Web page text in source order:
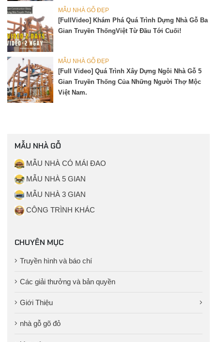
MẪU NHÀ GỖ ĐẸP
[FullVideo] Khám Phá Quá Trình Dựng Nhà Gỗ Ba
Gian Truyền ThốngViệt Từ Đầu Tới Cuối!
MẪU NHÀ GỖ ĐẸP
[Full Video] Quá Trình Xây Dựng Ngôi Nhà Gỗ 5
Gian Truyền Thống Của Những Người Thợ Mộc
Việt Nam.
MẪU NHÀ GỖ
MẪU NHÀ CÓ MÁI ĐAO
MẪU NHÀ 5 GIAN
MẪU NHÀ 3 GIAN
CÔNG TRÌNH KHÁC
CHUYÊN MỤC
Truyền hình và báo chí
Các giải thưởng và bản quyền
Giới Thiệu
nhà gỗ gõ đỏ